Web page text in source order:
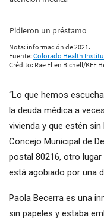
“Lo que hemos
la deuda médica a
vivienda y que estén
Concejo Municipal de
postal 80216, otro
está agobiado por una
Paola Becerra es una
sin papeles y estaba